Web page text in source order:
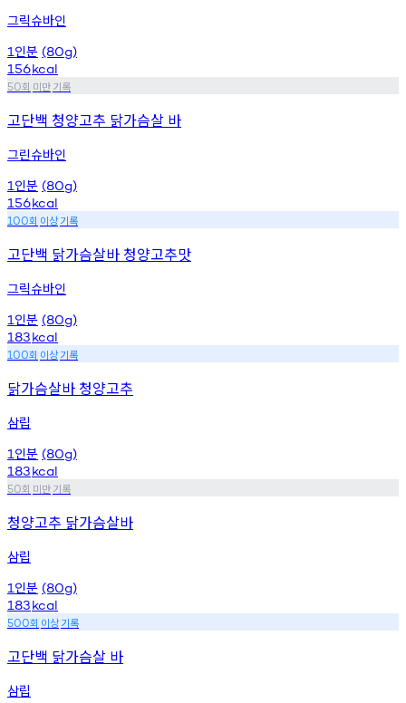
그릭슈바인
1 인분 (80g)
156kcal
50회 미만기록
고단백 청양고추 닭가슴살 바
그린슈바인
1 인분 (80g)
156kcal
100회 이상기록
고단백 닭가슴살바 청양고추맛
그릭슈바인
1 인분 (80g)
183kcal
100회 이상기록
닭가슴살바 청양고추
삼립
1 인분 (80g)
183kcal
50회 미만기록
청양고추 닭가슴살바
삼립
1 인분 (80g)
183kcal
500회 이상기록
고단백 닭가슴살 바
삼립